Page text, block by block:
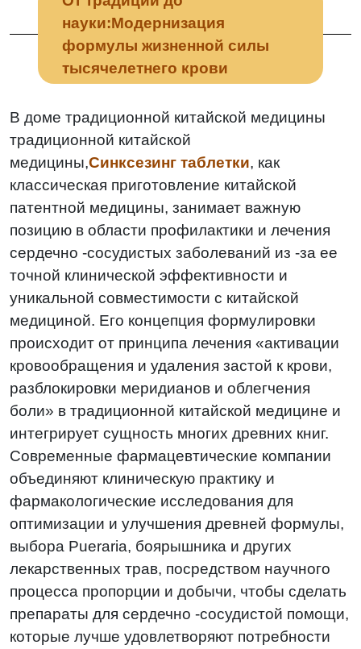
науки:Модернизация
формулы жизненной силы
тысячелетнего крови
В доме традиционной китайской медицины
традиционной китайской
медицины,Синксезинг таблетки, как
классическая приготовление китайской
патентной медицины, занимает важную
позицию в области профилактики и лечения
сердечно -сосудистых заболеваний из -за ее
точной клинической эффективности и
уникальной совместимости с китайской
медициной. Его концепция формулировки
происходит от принципа лечения «активации
кровообращения и удаления застой к крови,
разблокировки меридианов и облегчения
боли» в традиционной китайской медицине и
интегрирует сущность многих древних книг.
Современные фармацевтические компании
объединяют клиническую практику и
фармакологические исследования для
оптимизации и улучшения древней формулы,
выбора Pueraria, боярышника и других
лекарственных трав, посредством научного
процесса пропорции и добычи, чтобы сделать
препараты для сердечно -сосудистой помощи,
которые лучше удовлетворяют потребности